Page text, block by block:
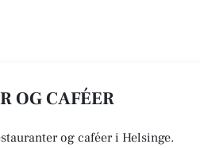
OG CAFÉER
og caféer i Helsinge.